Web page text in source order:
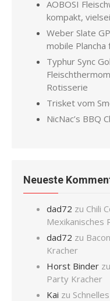
AOBOSI
kompakt,
Weber Slate
mobile Plancha
Typhur Sync
Rotisserie
Trisket vom
NicNac’s BBQ
Neueste
dad72 zu Chili
Mexikanisches
dad72 zu
Kracher
Horst Binder zu
Party Kracher
Kai zu